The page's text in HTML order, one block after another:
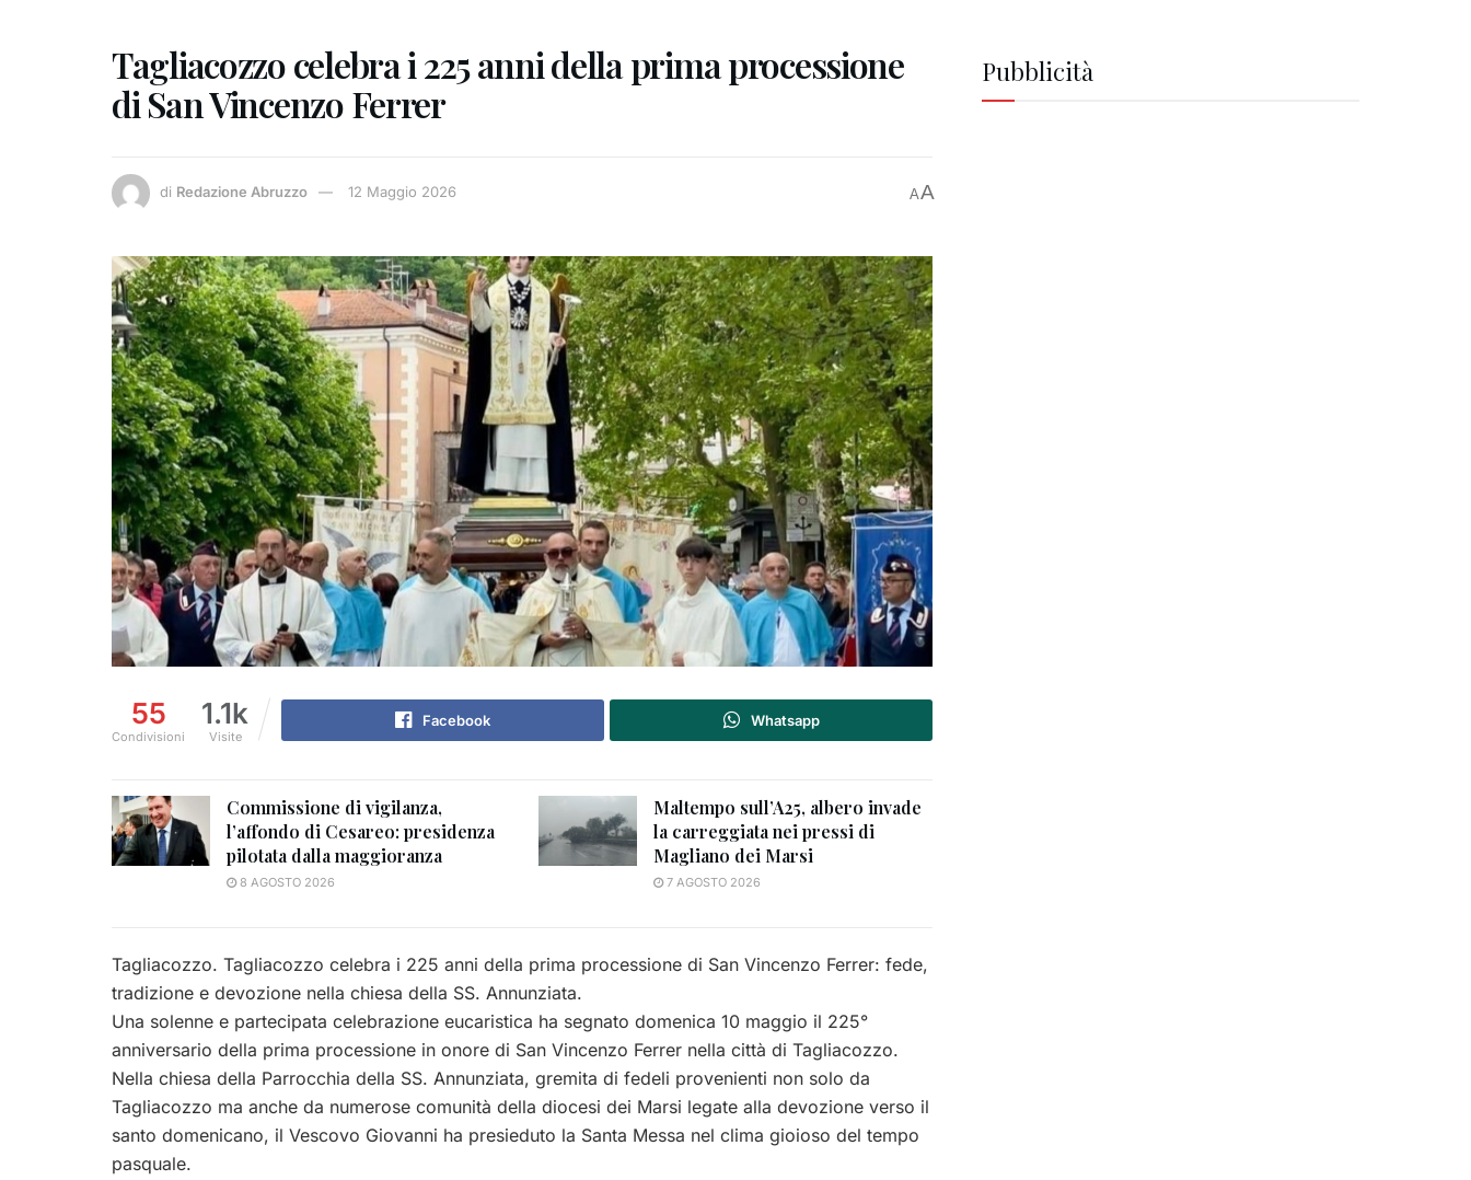
Tagliacozzo celebra i 225 anni della prima processione
di San Vincenzo Ferrer
di Redazione Abruzzo 12 Maggio 2026 AA
55
Condivisioni
1.1k
Visite
Facebook Whatsapp
Commissione di vigilanza,
l’affondo di Cesareo: presidenza
pilotata dalla maggioranza
8 AGOSTO 2026
Maltempo sull’A25, albero invade
la carreggiata nei pressi di
Magliano dei Marsi
7 AGOSTO 2026
Tagliacozzo. Tagliacozzo celebra i 225 anni della prima processione di San Vincenzo Ferrer: fede,
tradizione e devozione nella chiesa della SS. Annunziata.
Una solenne e partecipata celebrazione eucaristica ha segnato domenica 10 maggio il 225°
anniversario della prima processione in onore di San Vincenzo Ferrer nella città di Tagliacozzo.
Nella chiesa della Parrocchia della SS. Annunziata, gremita di fedeli provenienti non solo da
Tagliacozzo ma anche da numerose comunità della diocesi dei Marsi legate alla devozione verso il
santo domenicano, il Vescovo Giovanni ha presieduto la Santa Messa nel clima gioioso del tempo
pasquale.
Pubblicità